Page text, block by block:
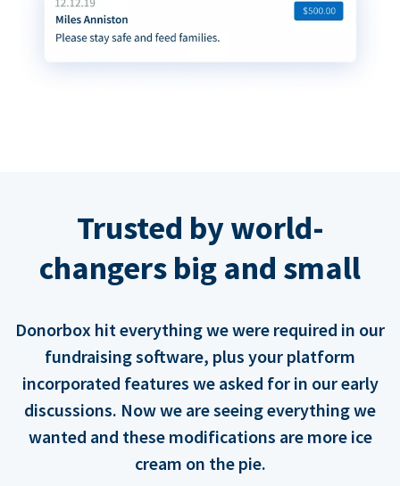
Trusted by world-
changers big and small
Donorbox hit everything we were required in our
fundraising software, plus your platform
incorporated features we asked for in our early
discussions. Now we are seeing everything we
wanted and these modifications are more ice
cream on the pie.